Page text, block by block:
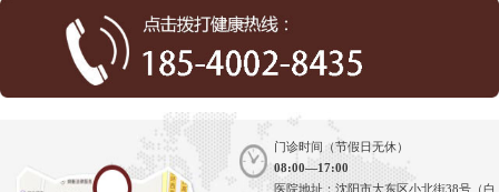
门诊时间（节假日无休）
08:00—17:00
医院地址：沈阳市大东区小北街38号（白